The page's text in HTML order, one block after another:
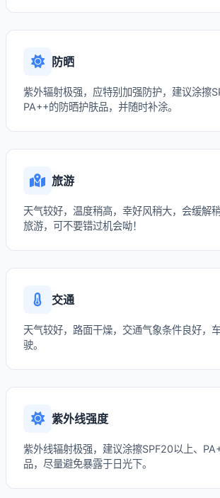
防晒
紫外辐射极强，应特别加强防护，建议涂擦
PA++的防晒护肤品，并随时补涂。
旅游
天气较好，温度稍高，幸好风稍大，会缓解
旅游，可不要错过机会呦！
交通
天气较好，路面干燥，交通气象条件良好，
驶。
紫外线强度
紫外线辐射极强，建议涂擦SPF20以上、
品，尽量避免暴露于日光下。